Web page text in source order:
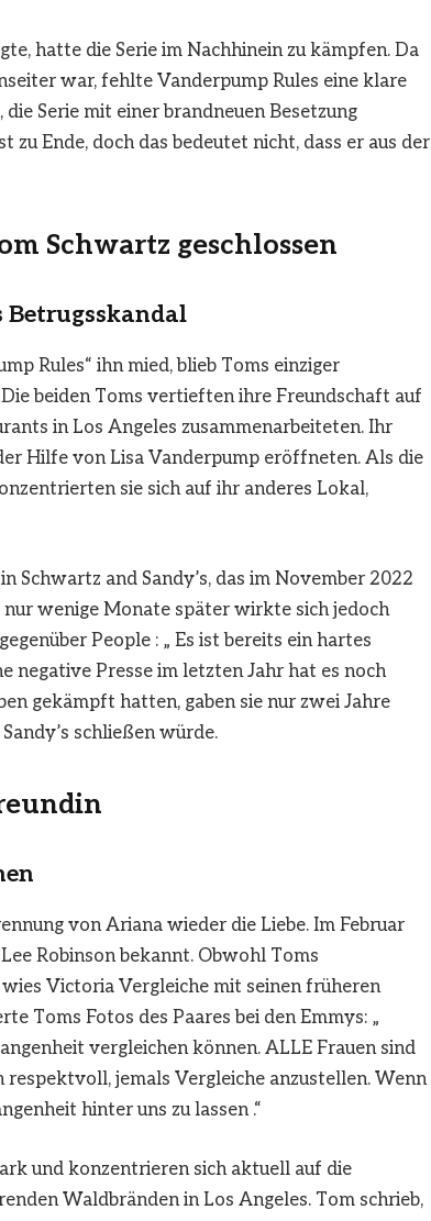
hatte die Serie im Nachhinein zu kämpfen. Da
war, fehlte Vanderpump Rules eine klare
Serie mit einer brandneuen Besetzung
Ende, doch das bedeutet nicht, dass er aus der
Schwartz geschlossen
Betrugsskandal
Rules“ ihn mied, blieb Toms einziger
beiden Toms vertieften ihre Freundschaft auf
in Los Angeles zusammenarbeiteten. Ihr
Hilfe von Lisa Vanderpump eröffneten. Als die
sie sich auf ihr anderes Lokal,
Schwartz and Sandy’s, das im November 2022
wenige Monate später wirkte sich jedoch
People : „ Es ist bereits ein hartes
negative Presse im letzten Jahr hat es noch
gekämpft hatten, gaben sie nur zwei Jahre
schließen würde.
von Ariana wieder die Liebe. Im Februar
Robinson bekannt. Obwohl Toms
Victoria Vergleiche mit seinen früheren
Toms Fotos des Paares bei den Emmys: „
vergleichen können. ALLE Frauen sind
jemals Vergleiche anzustellen. Wenn
hinter uns zu lassen .“
und konzentrieren sich aktuell auf die
Waldbränden in Los Angeles. Tom schrieb,